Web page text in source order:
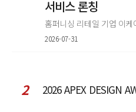
서비스 론칭
2026-07-31
2